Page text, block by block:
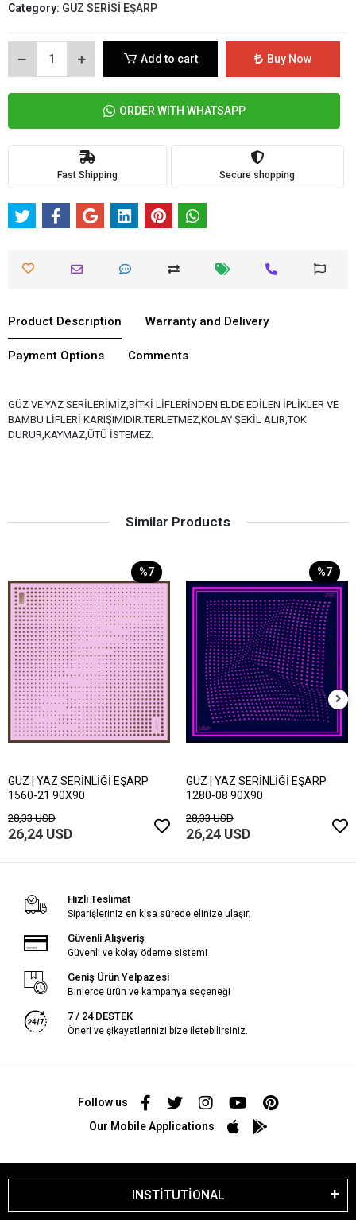
Category: GÜZ SERİSİ EŞARP
Add to cart Buy Now
ORDER WITH WHATSAPP
Fast Shipping Secure shopping
Product Description Warranty and Delivery
Payment Options Comments
GÜZ VE YAZ SERİLERİMİZ,BİTKİ LİFLERİNDEN ELDE EDİLEN İPLİKLER VE
BAMBU LİFLERİ KARIŞIMIDIR.TERLETMEZ,KOLAY ŞEKİL ALIR,TOK
DURUR,KAYMAZ,ÜTÜ İSTEMEZ.
Similar Products
%7
GÜZ | YAZ SERİNLİĞİ EŞARP
1560-21 90X90
28,33 USD
26,24 USD
%7
GÜZ | YAZ SERİNLİĞİ EŞARP
1280-08 90X90
28,33 USD
26,24 USD
Hızlı Teslimat
Siparişleriniz en kısa sürede elinize ulaşır.
Güvenli Alışveriş
Güvenli ve kolay ödeme sistemi
Geniş Ürün Yelpazesi
Binlerce ürün ve kampanya seçeneği
7 / 24 DESTEK
Öneri ve şikayetlerinizi bize iletebilirsiniz.
Follow us
Our Mobile Applications
INSTİTUTİONAL